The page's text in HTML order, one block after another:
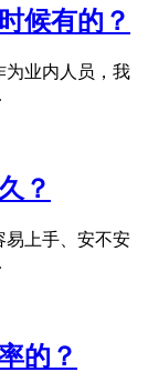
候有的？
为业内人员，我
？
易上手、安不安
的？